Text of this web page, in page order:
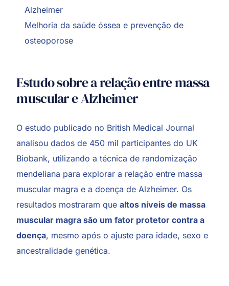
Alzheimer
Melhoria da saúde óssea e prevenção de
osteoporose
Estudo sobre a relação entre massa
muscular e Alzheimer
O estudo publicado no British Medical Journal
analisou dados de 450 mil participantes do UK
Biobank, utilizando a técnica de randomização
mendeliana para explorar a relação entre massa
muscular magra e a doença de Alzheimer. Os
resultados mostraram quealtos níveis de massa
muscular magra são um fator protetor contra a
doença, mesmo após o ajuste para idade, sexo e
ancestralidade genética.